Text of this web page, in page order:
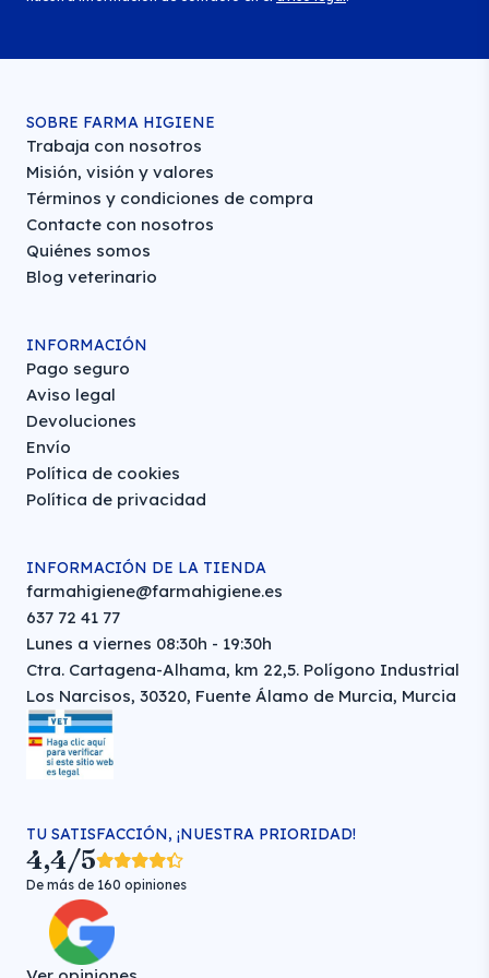
SOBRE FARMA HIGIENE
Trabaja con nosotros
Misión, visión y valores
Términos y condiciones de compra
Contacte con nosotros
Quiénes somos
Blog veterinario
INFORMACIÓN
Pago seguro
Aviso legal
Devoluciones
Envío
Política de cookies
Política de privacidad
INFORMACIÓN DE LA TIENDA
farmahigiene@farmahigiene.es
637 72 41 77
Lunes a viernes 08:30h - 19:30h
Ctra. Cartagena-Alhama, km 22,5. Polígono Industrial
Los Narcisos, 30320, Fuente Álamo de Murcia, Murcia
TU SATISFACCIÓN, ¡NUESTRA PRIORIDAD!
4,4/5
De más de 160 opiniones